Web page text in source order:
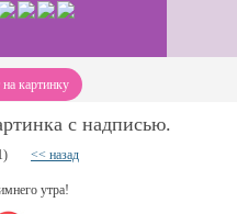
картинку
с надписью.
<< назад